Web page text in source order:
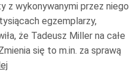
z wykonywanymi przez niego
egzemplarzy,
że Tadeusz Miller na całe
się to m.in. za sprawą